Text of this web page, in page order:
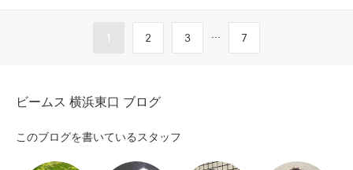
1 2 3 ... 7
ビームス 横浜東口 ブログ
このブログを書いているスタッフ